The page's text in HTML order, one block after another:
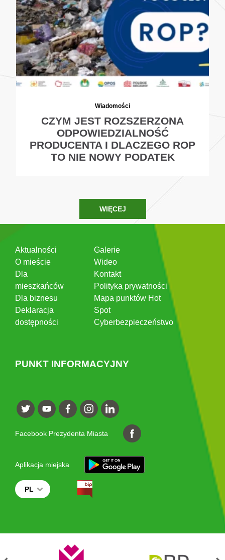
Wiadomości
CZYM JEST ROZSZERZONA
ODPOWIEDZIALNOŚĆ
PRODUCENTA I DLACZEGO ROP
TO NIE NOWY PODATEK
WIĘCEJ
Aktualności
O mieście
Dla
mieszkańców
Dla biznesu
Deklaracja
dostępności
Galerie
Wideo
Kontakt
Polityka prywatności
Mapa punktów Hot
Spot
Cyberbezpieczeństwo
PUNKT INFORMACYJNY
Facebook Prezydenta Miasta
Aplikacja miejska
PL